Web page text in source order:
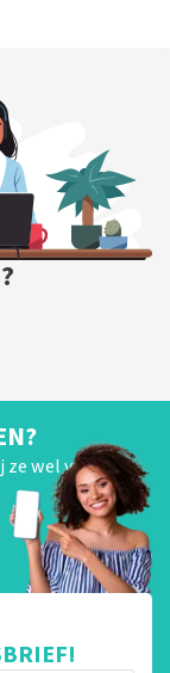
wel van je!